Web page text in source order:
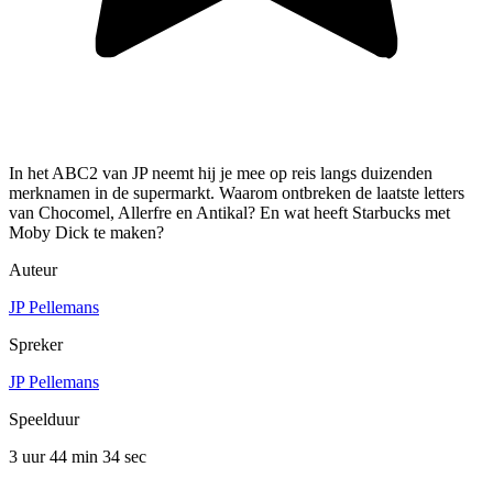
In het ABC2 van JP neemt hij je mee op reis langs duizenden
merknamen in de supermarkt. Waarom ontbreken de laatste letters
van Chocomel, Allerfre en Antikal? En wat heeft Starbucks met
Moby Dick te maken?
Auteur
JP Pellemans
Spreker
JP Pellemans
Speelduur
3 uur 44 min 34 sec